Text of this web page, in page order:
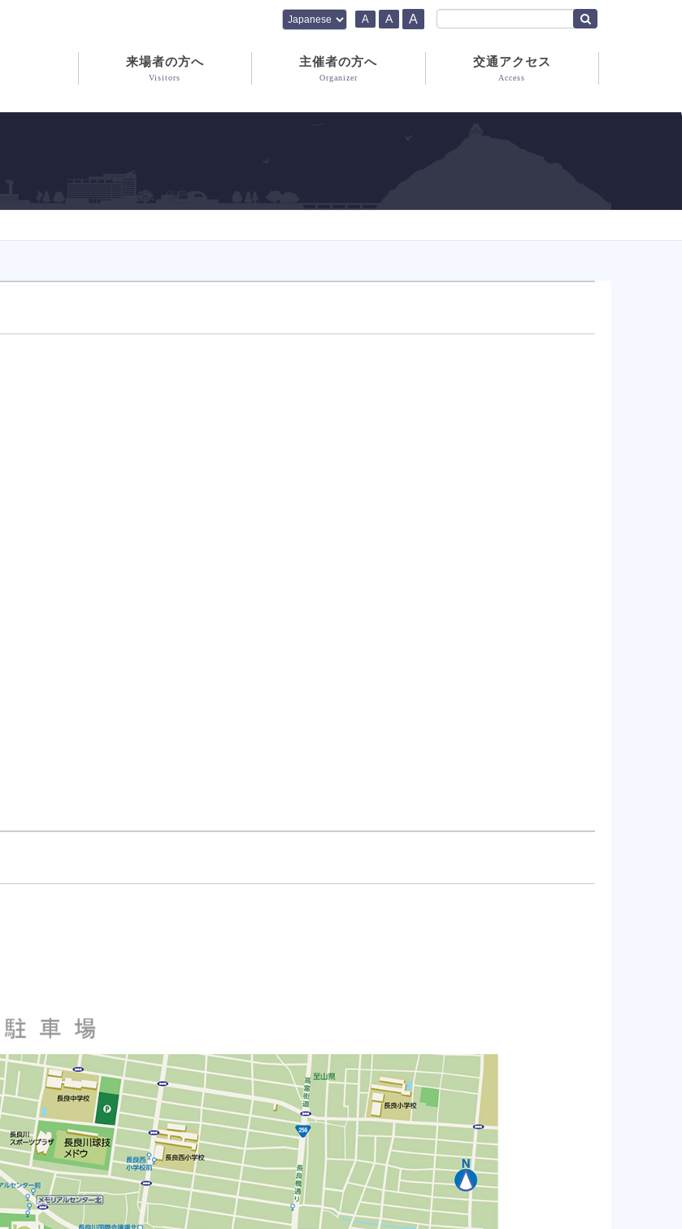
A A A
来場者の方へ
Visitors
主催者の方へ
Organizer
交通アクセス
Access